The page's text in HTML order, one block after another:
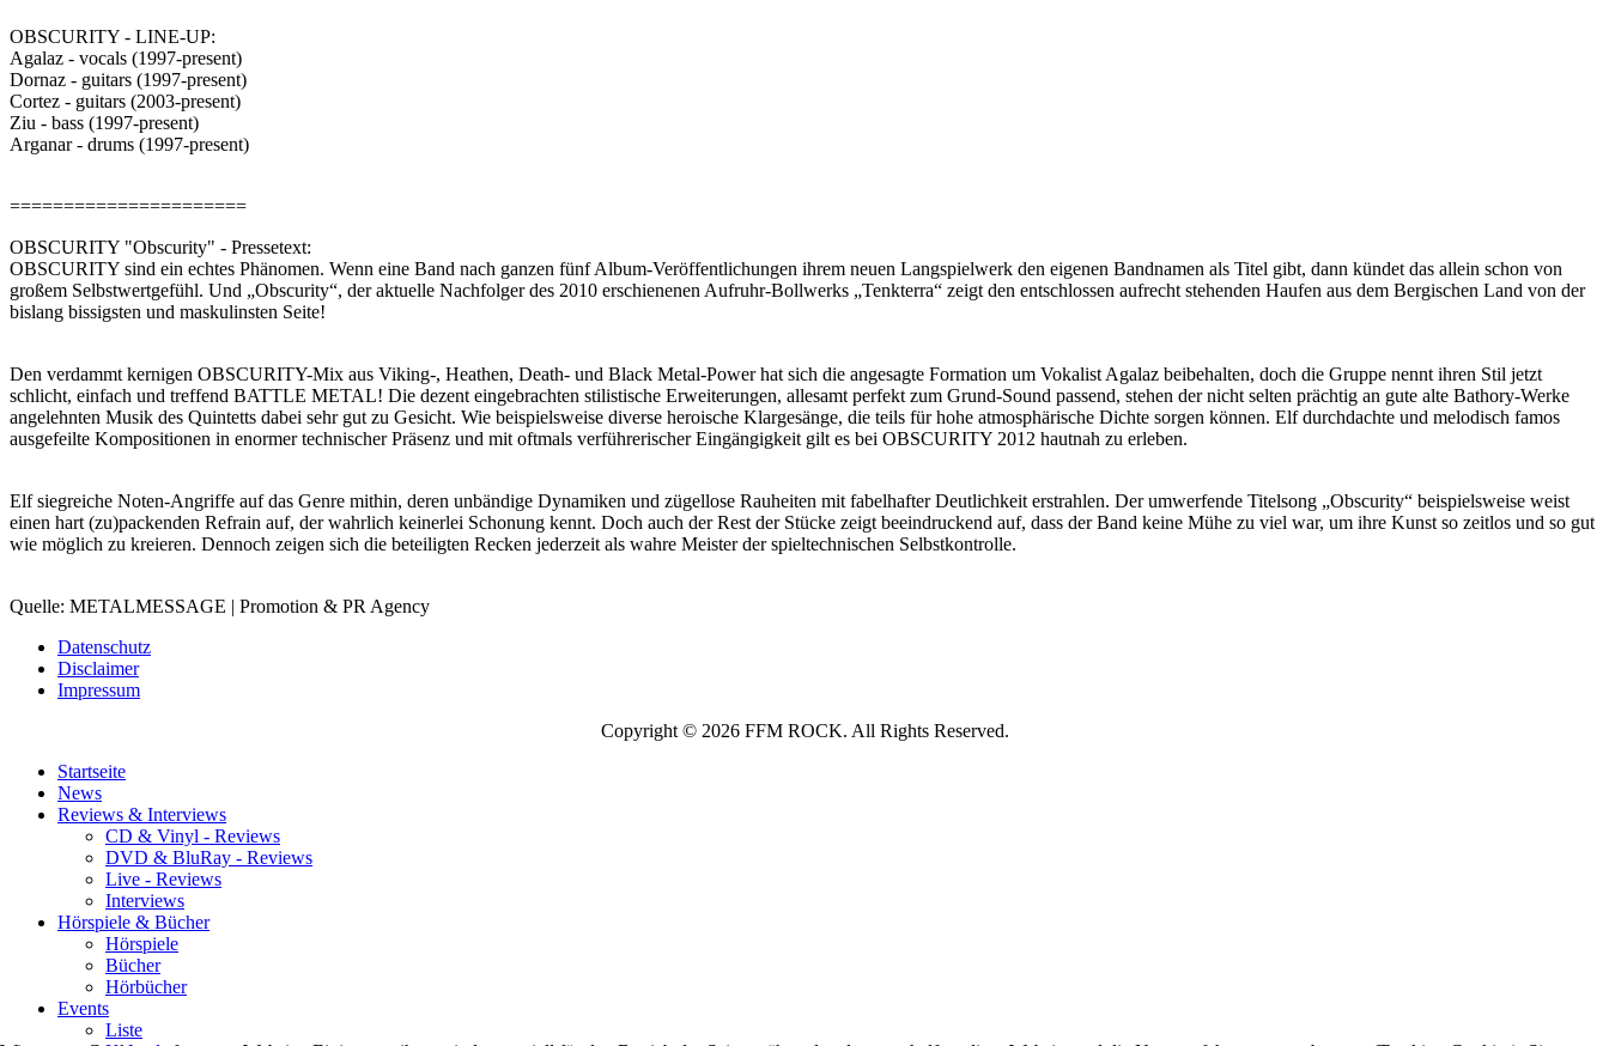
OBSCURITY - LINE-UP:
Agalaz - vocals (1997-present)
Dornaz - guitars (1997-present)
Cortez - guitars (2003-present)
Ziu - bass (1997-present)
Arganar - drums (1997-present)
======================
OBSCURITY "Obscurity" - Pressetext:
OBSCURITY sind ein echtes Phänomen. Wenn eine Band nach ganzen fünf Album-Veröffentlichungen ihrem neuen Langspielwerk den eigenen Bandnamen als Titel gibt, dann kündet das allein schon von
großem Selbstwertgefühl. Und „Obscurity“, der aktuelle Nachfolger des 2010 erschienenen Aufruhr-Bollwerks „Tenkterra“ zeigt den entschlossen aufrecht stehenden Haufen aus dem Bergischen Land von der
bislang bissigsten und maskulinsten Seite!
Den verdammt kernigen OBSCURITY-Mix aus Viking-, Heathen, Death- und Black Metal-Power hat sich die angesagte Formation um Vokalist Agalaz beibehalten, doch die Gruppe nennt ihren Stil jetzt
schlicht, einfach und treffend BATTLE METAL! Die dezent eingebrachten stilistische Erweiterungen, allesamt perfekt zum Grund-Sound passend, stehen der nicht selten prächtig an gute alte Bathory-Werke
angelehnten Musik des Quintetts dabei sehr gut zu Gesicht. Wie beispielsweise diverse heroische Klargesänge, die teils für hohe atmosphärische Dichte sorgen können. Elf durchdachte und melodisch famos
ausgefeilte Kompositionen in enormer technischer Präsenz und mit oftmals verführerischer Eingängigkeit gilt es bei OBSCURITY 2012 hautnah zu erleben.
Elf siegreiche Noten-Angriffe auf das Genre mithin, deren unbändige Dynamiken und zügellose Rauheiten mit fabelhafter Deutlichkeit erstrahlen. Der umwerfende Titelsong „Obscurity“ beispielsweise weist
einen hart (zu)packenden Refrain auf, der wahrlich keinerlei Schonung kennt. Doch auch der Rest der Stücke zeigt beeindruckend auf, dass der Band keine Mühe zu viel war, um ihre Kunst so zeitlos und so gut
wie möglich zu kreieren. Dennoch zeigen sich die beteiligten Recken jederzeit als wahre Meister der spieltechnischen Selbstkontrolle.
Quelle: METALMESSAGE | Promotion & PR Agency
Datenschutz
Disclaimer
Impressum
Copyright © 2026 FFM ROCK. All Rights Reserved.
Startseite
News
Reviews & Interviews
CD & Vinyl - Reviews
DVD & BluRay - Reviews
Live - Reviews
Interviews
Hörspiele & Bücher
Hörspiele
Bücher
Hörbücher
Events
Liste